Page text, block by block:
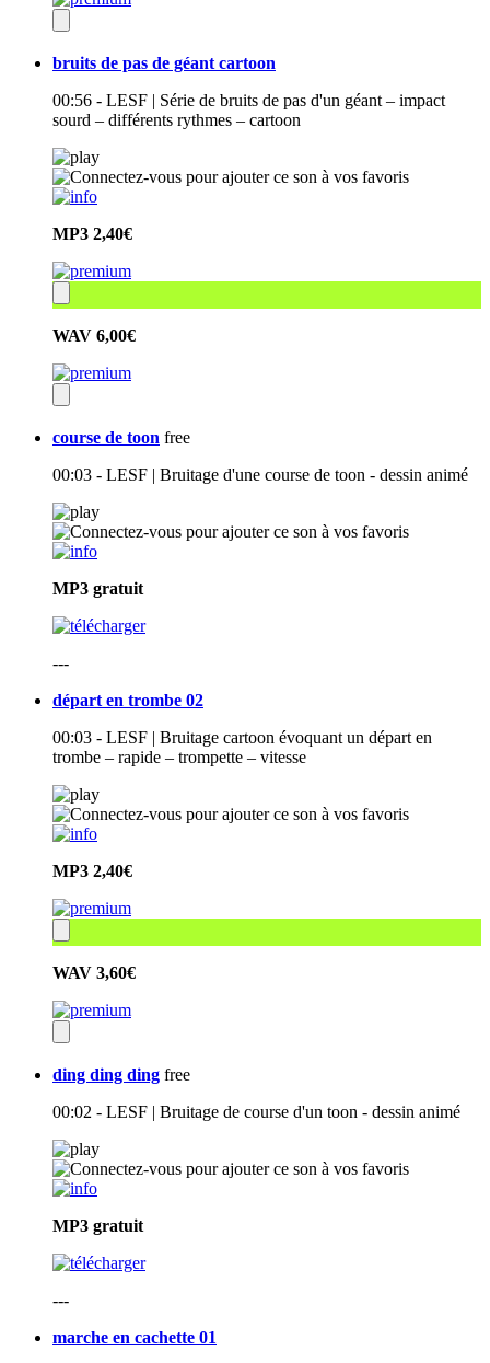
bruits de pas de géant cartoon
00:56 - LESF | Série de bruits de pas d'un géant – impact
sourd – différents rythmes – cartoon
MP3 2,40€
WAV 6,00€
course de toon free
00:03 - LESF | Bruitage d'une course de toon - dessin animé
MP3 gratuit
---
départ en trombe 02
00:03 - LESF | Bruitage cartoon évoquant un départ en
trombe – rapide – trompette – vitesse
MP3 2,40€
WAV 3,60€
ding ding ding free
00:02 - LESF | Bruitage de course d'un toon - dessin animé
MP3 gratuit
---
marche en cachette 01